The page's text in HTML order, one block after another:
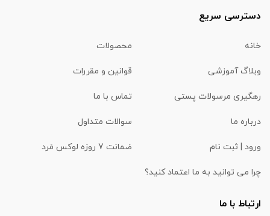
دسترسی سریع
خانه محصولات
وبلاگ آموزشی قوانین و مقررات
رهگیری مرسولات پستی تماس با ما
درباره ما سوالات متداول
ورود | ثبت نام ضمانت 7 روزه لوکس مَرد
چرا می توانید به ما اعتماد کنید؟
ارتباط با ما